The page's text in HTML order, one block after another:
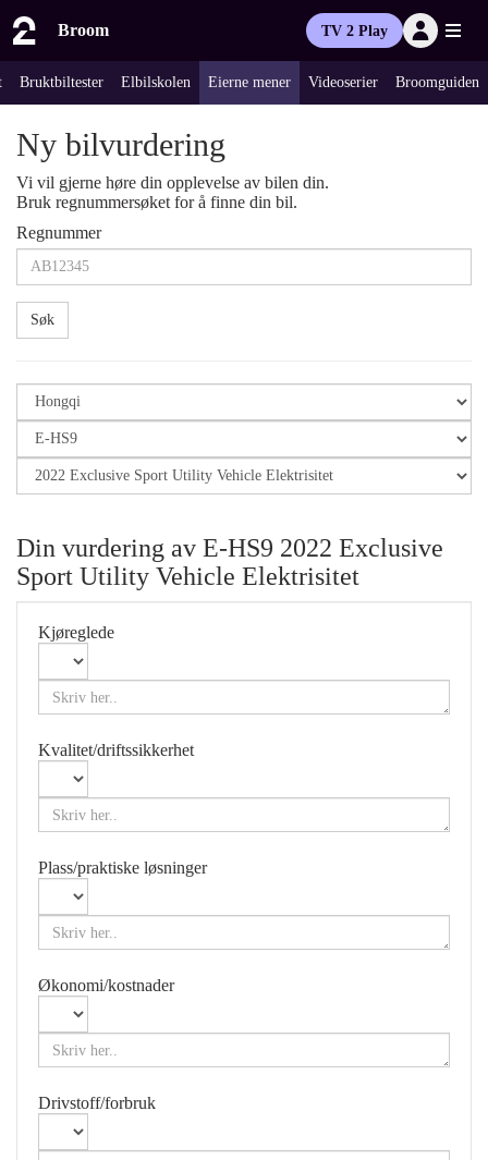
Broom TV 2 Play
Bruktbiltester Elbilskolen Eierne mener Videoserier Broomguiden
Ny bilvurdering
Vi vil gjerne høre din opplevelse av bilen din.
Bruk regnummersøket for å finne din bil.
Regnummer
Søk
Din vurdering av E-HS9 2022 Exclusive
Sport Utility Vehicle Elektrisitet
Kjøreglede
Kvalitet/driftssikkerhet
Plass/praktiske løsninger
Økonomi/kostnader
Drivstoff/forbruk